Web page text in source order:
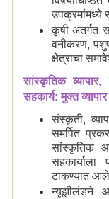
उपक्रमांमध्ये
कृषी अंतर्गत
वनीकरण,
क्षेत्राचा
सांस्कृतिक व्यापार,
सहकार्य: मुक्त
संस्कृती,
समर्पित
सांस्कृतिक
टाकण्यात
न्यूझीलंडने